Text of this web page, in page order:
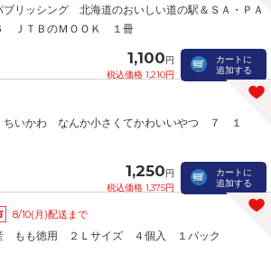
ブリッシング 北海道のおいしい道の駅＆ＳＡ・ＰＡ
ＪＴＢのＭＯＯＫ １冊
1,100円
税込価格 1,210円
カートに
追加する
いかわ なんか小さくてかわいいやつ ７ １
1,250円
税込価格 1,375円
カートに
追加する
8/10(月)配送まで
もも徳用 ２Ｌサイズ ４個入 １パック